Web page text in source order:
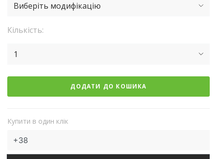
Виберіть модифікацію
Кількість:
1
ДОДАТИ ДО КОШИКА
Купити в один клік